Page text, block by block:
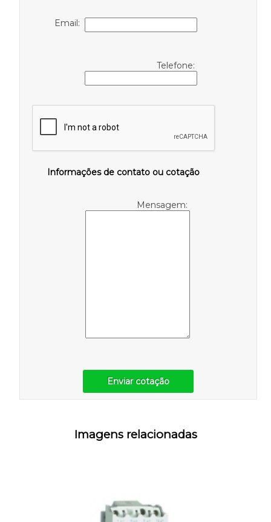
Email:
Telefone:
Informações de contato ou cotação
Mensagem:
Enviar cotação
Imagens relacionadas